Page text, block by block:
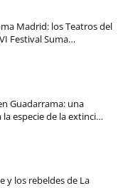
Madrid: los Teatros del
Festival Suma…
Guadarrama: una
especie de la extinci…
y los rebeldes de La